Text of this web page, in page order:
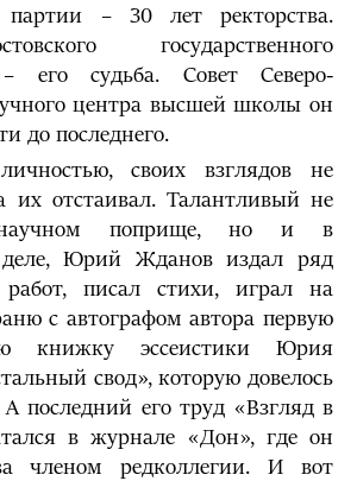
– 30 лет ректорства.
государственного
– его судьба. Совет Северо-
центра высшей школы он
до последнего.
своих взглядов не
их отстаивал. Талантливый не
поприще, но и в
деле, Юрий Жданов издал ряд
работ, писал стихи, играл на
с автографом автора первую
книжку эссеистики Юрия
свод», которую довелось
А последний его труд «Взгляд в
в журнале «Дон», где он
членом редколлегии. И вот